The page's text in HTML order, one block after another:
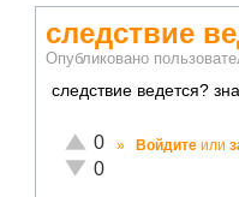
следствие
Опубликовано
следствие ведется?
Отлично!
0
Неадекватно!
0
» Войдите или